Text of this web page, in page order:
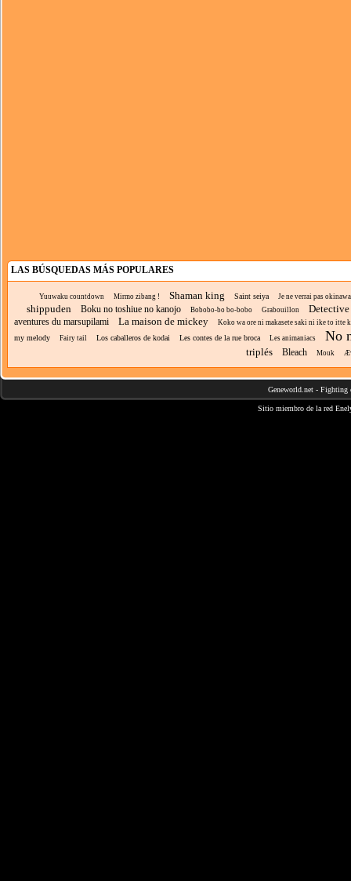
LAS BÚSQUEDAS MÁS POPULARES
Yuuwaku countdown Mirmo zibang ! Shaman king Saint seiya Je ne verrai pas okinawa
shippuden Boku no toshiue no kanojo Bobobo-bo bo-bobo Grabouillon
aventures du marsupilami La maison de mickey Koko wa ore ni makasete saki ni ike to itte
my melody Fairy tail Los caballeros de kodai Les contes de la rue broca Les animaniacs No
triplés Bleach Mouk
Geneworld.net - Fighting
Sitio miembro de la red